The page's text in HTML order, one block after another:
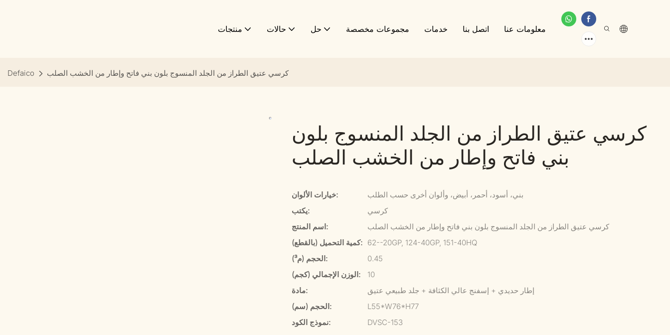
منتجات حالات حل مجموعات مخصصة خدمات اتصل بنا معلومات عنا
Defaico كرسي عتيق الطراز من الجلد المنسوج بلون بني فاتح وإطار من الخشب الصلب
كرسي عتيق الطراز من الجلد المنسوج بلون
بني فاتح وإطار من الخشب الصلب
خيارات الألوان:
بني، أسود، أحمر، أبيض، وألوان أخرى حسب الطلب
يكتب:
كرسي
اسم المنتج:
كرسي عتيق الطراز من الجلد المنسوج بلون بني فاتح وإطار من الخشب الصلب
كمية التحميل (بالقطع): 62--20GP, 124-40GP, 151-40HQ
الحجم (م³):
0.45
الوزن الإجمالي (كجم):
10
مادة:
إطار حديدي + إسفنج عالي الكثافة + جلد طبيعي عتيق
الحجم (سم):
L55*W76*H77
نموذج الكود:
DVSC-153